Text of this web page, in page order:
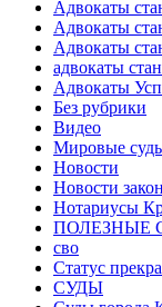
Адвокаты
Адвокаты
Адвокаты
адвокаты
Адвокаты
Без рубрики
Видео
Мировые
Новости
Новости
Нотариусы
ПОЛЕЗНЫЕ
сво
Статус
СУДЫ